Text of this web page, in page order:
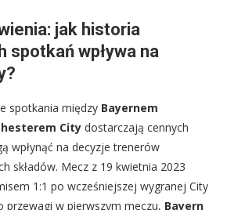
jak historia
spotkań wpływa na
spotkania między Bayernem
City dostarczają cennych
wpłynąć na decyzje trenerów
składów. Mecz z 19 kwietnia 2023
1:1 po wcześniejszej wygranej City
przewagi w pierwszym meczu, Bayern